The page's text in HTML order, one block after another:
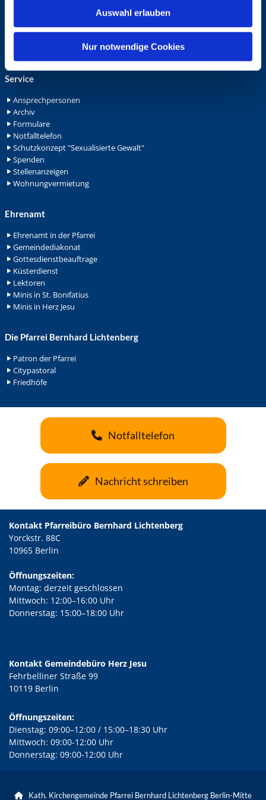
Auswahl erlauben
Nur notwendige Cookies
St. Hedwig/St. Michael (Mitte)
Herz Jesu
St. Marien Liebfrauen
Service
Ansprechpersonen
Archiv
Formulare
Notfalltelefon
Schutzkonzept "Sexualisierte Gewalt"
Spenden
Stellenanzeigen
Wohnungvermietung
Ehrenamt
Ehrenamt in der Pfarrei
Gemeindediakonat
Gottesdienstbeauftrage
Küsterdienst
Lektoren
Minis in St. Bonifatius
Minis in Herz Jesu
Die Pfarrei Bernhard Lichtenberg
Patron der Pfarrei
Citypastoral
Friedhöfe
Notfalltelefon
Nachricht schreiben
Kontakt Pfarreibüro Bernhard Lichtenberg
Yorckstr. 88C
10965 Berlin
Öffnungszeiten:
Montag: derzeit geschlossen
Mittwoch: 12:00–16:00 Uhr
Donnerstag: 15:00–18:00 Uhr
Kontakt Gemeindebüro Herz Jesu
Fehrbelliner Straße 99
10119 Berlin
Öffnungszeiten:
Dienstag: 09:00–12:00 / 15:00–18:30 Uhr
Mittwoch: 09:00-12:00 Uhr
Donnerstag: 09:00-12:00 Uhr
 Kath. Kirchengemeinde Pfarrei Bernhard Lichtenberg Berlin-Mitte